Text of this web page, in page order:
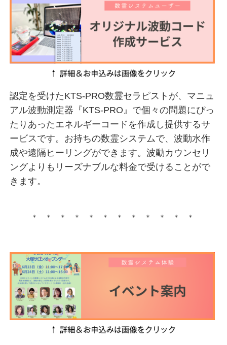
認定を受けたKTS-PRO数霊セラピストが、マニュ
アル波動測定器『KTS-PRO』で個々の問題にぴっ
たりあったエネルギーコードを作成し提供するサ
ービスです。お持ちの数霊システムで、波動水作
成や遠隔ヒーリングができます。波動カウンセリ
ングよりもリーズナブルな料金で受けることがで
きます。
＊ ＊ ＊ ＊ ＊ ＊ ＊ ＊ ＊ ＊ ＊ ＊